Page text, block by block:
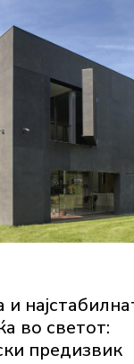
и
во светот:
предизвик